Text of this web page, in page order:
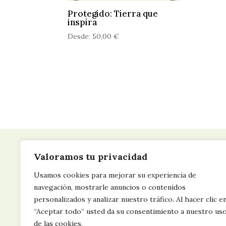
Valoramos tu privacidad
Usamos cookies para mejorar su experiencia de
navegación, mostrarle anuncios o contenidos
personalizados y analizar nuestro tráfico. Al hacer clic
“Aceptar todo” usted da su consentimiento a nuestro
de las cookies.
Protegido: Tierra que
inspira
Desde: 50,00€